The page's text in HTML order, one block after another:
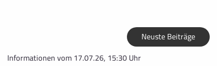
Neuste Beiträge
Informationen vom 17.07.26, 15:30 Uhr